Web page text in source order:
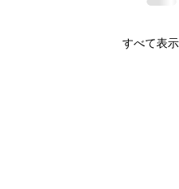
すべて表示